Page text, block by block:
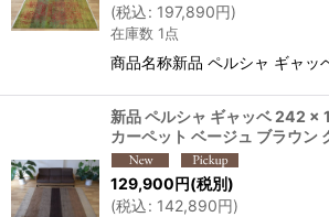
(税込: 197,890円)
在庫数 1点
商品名称新品 ペルシャ ギャ
新品 ペルシャ ギャッベ 242 ×
カーペット ベージュ ブラウ
129,900円(税別)
(税込: 142,890円)